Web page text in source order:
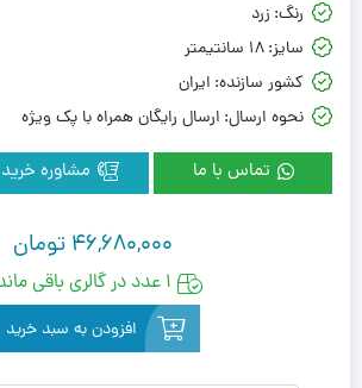
رنگ: زرد
سایز:18 سانتیمتر
کشور سازنده: ایران
نحوه ارسال: ارسال رایگان همراه با پک ویژه
تماس با ما
46,680,000 تومان
1 عدد در گالری باقی مانده
افزودن به سبد خرید